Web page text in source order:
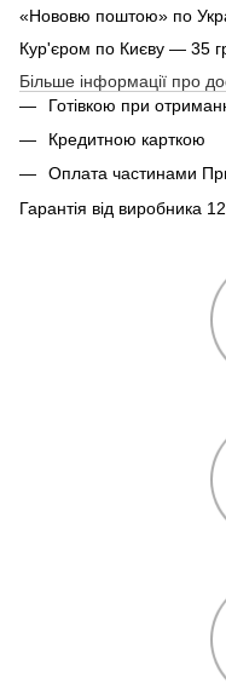
«Нововю поштою» по
Кур'єром по Києву — 35
Більше інформації про
Готівкою при
Кредитною карткою
Оплата частинами
Гарантія від виробника 12